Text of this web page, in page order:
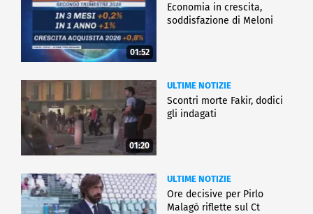
01:52
Economia in crescita,
soddisfazione di Meloni
01:20
ULTIME NOTIZIE
Scontri morte Fakir, dodici
gli indagati
ULTIME NOTIZIE
Ore decisive per Pirlo
Malagò riflette sul Ct